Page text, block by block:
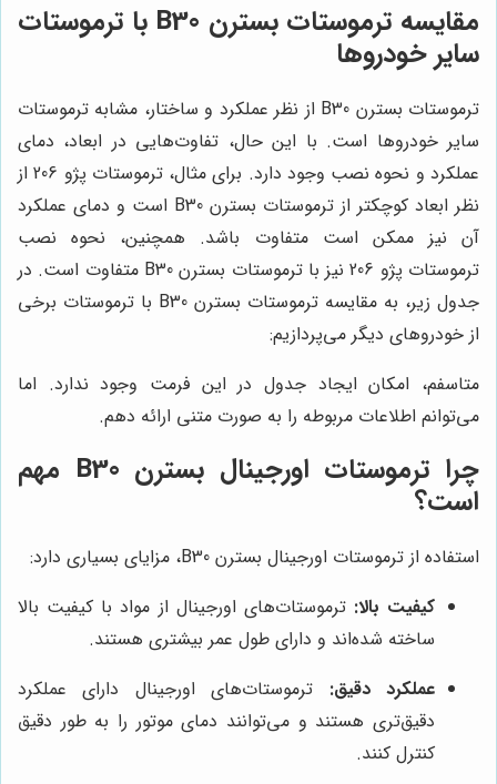
مقایسه ترموستات بسترن B30 با ترموستات
سایر خودروها
ترموستات بسترن B30 از نظر عملکرد و ساختار، مشابه ترموستات
سایر خودروها است. با این حال، تفاوت‌هایی در ابعاد، دمای
عملکرد و نحوه نصب وجود دارد. برای مثال، ترموستات پژو 206 از
نظر ابعاد کوچکتر از ترموستات بسترن B30 است و دمای عملکرد
آن نیز ممکن است متفاوت باشد. همچنین، نحوه نصب
ترموستات پژو 206 نیز با ترموستات بسترن B30 متفاوت است. در
جدول زیر، به مقایسه ترموستات بسترن B30 با ترموستات برخی
از خودروهای دیگر می‌پردازیم:
متاسفم، امکان ایجاد جدول در این فرمت وجود ندارد. اما
می‌توانم اطلاعات مربوطه را به صورت متنی ارائه دهم.
چرا ترموستات اورجینال بسترن B30 مهم
است؟
استفاده از ترموستات اورجینال بسترن B30، مزایای بسیاری دارد:
کیفیت بالا: ترموستات‌های اورجینال از مواد با کیفیت بالا
ساخته شده‌اند و دارای طول عمر بیشتری هستند.
عملکرد دقیق: ترموستات‌های اورجینال دارای عملکرد
دقیق‌تری هستند و می‌توانند دمای موتور را به طور دقیق
کنترل کنند.